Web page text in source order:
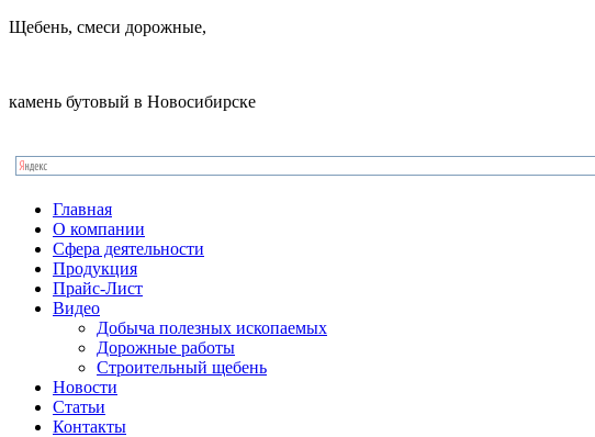
Щебень, смеси дорожные,
камень бутовый в Новосибирске
Главная
О компании
Сфера деятельности
Продукция
Прайс-Лист
Видео
Добыча полезных ископаемых
Дорожные работы
Строительный щебень
Новости
Статьи
Контакты